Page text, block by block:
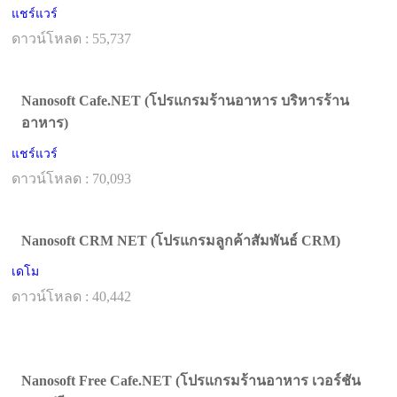
แชร์แวร์
ดาวน์โหลด : 55,737
Nanosoft Cafe.NET (โปรแกรมร้านอาหาร บริหารร้าน
อาหาร)
แชร์แวร์
ดาวน์โหลด : 70,093
Nanosoft CRM NET (โปรแกรมลูกค้าสัมพันธ์ CRM)
เดโม
ดาวน์โหลด : 40,442
Nanosoft Free Cafe.NET (โปรแกรมร้านอาหาร เวอร์ชัน